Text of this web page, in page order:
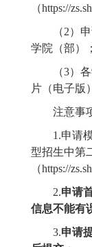
（https://
（2）
学院 （部）
；
（3）
片（电子版
注意事
1.申请
型招生中第
（https://
2.申请
信息不能有
3.申请